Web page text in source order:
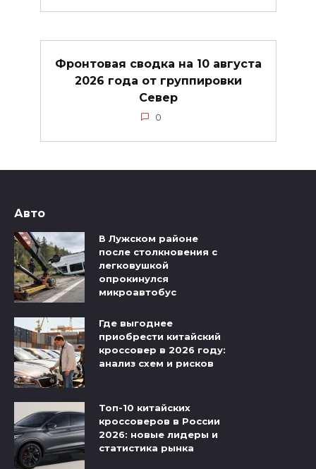
Фронтовая сводка на 10 августа
2026 года от группировки
Север
0
Авто
В Лужском районе
после столкновения с
легковушкой
опрокинулся
микроавтобус
Где выгоднее
приобрести китайский
кроссовер в 2026 году:
анализ схем и рисков
Топ-10 китайских
кроссоверов в России
2026: новые лидеры и
статистика рынка